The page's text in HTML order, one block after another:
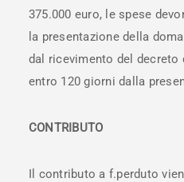
375.000 euro, le spese
la presentazione della
dal ricevimento del
entro 120 giorni dalla
CONTRIBUTO
Il contributo a f.perduto